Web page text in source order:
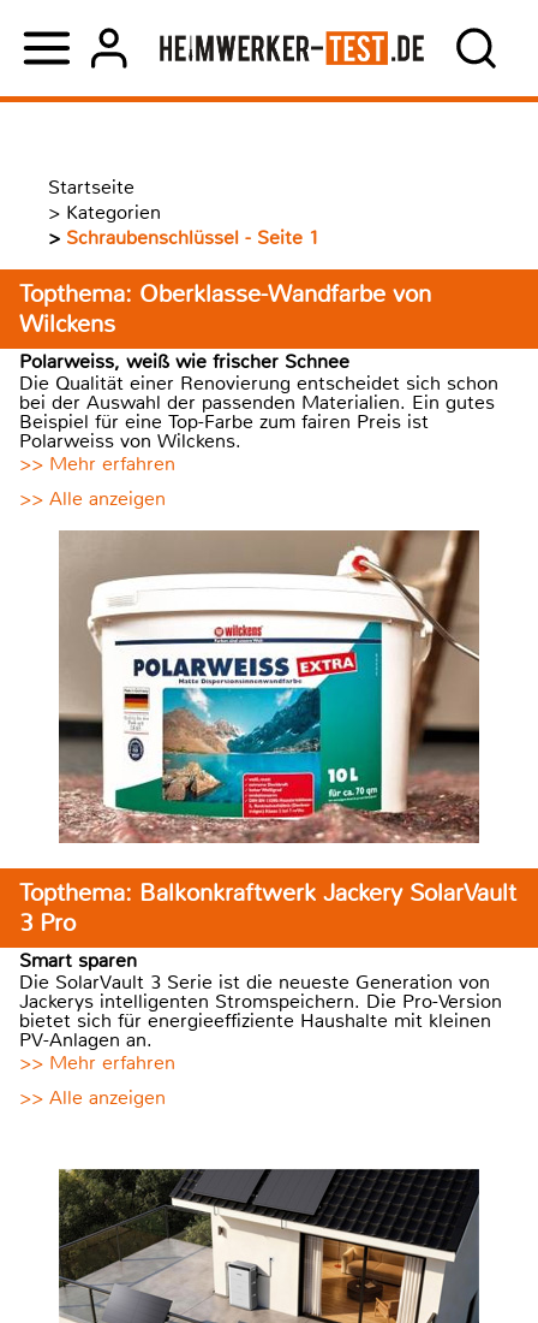
Startseite
> Kategorien
> Schraubenschlüssel - Seite 1
Topthema: Oberklasse-Wandfarbe von
Wilckens
Polarweiss, weiß wie frischer Schnee
Die Qualität einer Renovierung entscheidet sich schon
bei der Auswahl der passenden Materialien. Ein gutes
Beispiel für eine Top-Farbe zum fairen Preis ist
Polarweiss von Wilckens.
>> Mehr erfahren
>> Alle anzeigen
Topthema: Balkonkraftwerk Jackery SolarVault
3 Pro
Smart sparen
Die SolarVault 3 Serie ist die neueste Generation von
Jackerys intelligenten Stromspeichern. Die Pro-Version
bietet sich für energieeffiziente Haushalte mit kleinen
PV-Anlagen an.
>> Mehr erfahren
>> Alle anzeigen